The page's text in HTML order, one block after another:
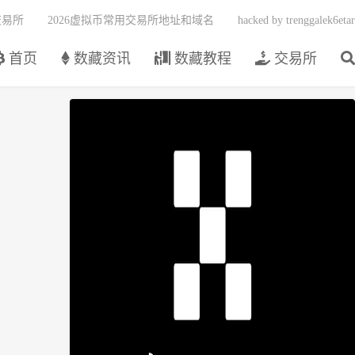
首页 数藏资讯 数藏教程 交易所
所 2026虚拟币常用交易所地址和域名 hacked by trenggalek6etar